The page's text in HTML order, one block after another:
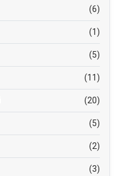
(6)
(1)
(5)
(11)
(20)
(5)
(2)
(3)